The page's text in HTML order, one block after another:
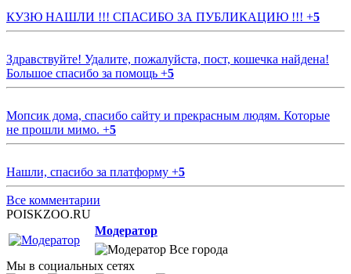
КУЗЮ НАШЛИ !!! СПАСИБО ЗА ПУБЛИКАЦИЮ !!! +5
Здравствуйте! Удалите, пожалуйста, пост, кошечка найдена!
Большое спасибо за помощь +5
Мопсик дома, спасибо сайту и прекрасным людям. Которые
не прошли мимо. +5
Нашли, спасибо за платформу +5
Все комментарии
POISKZOO.RU
Модератор
Все города
Мы в социальных сетях